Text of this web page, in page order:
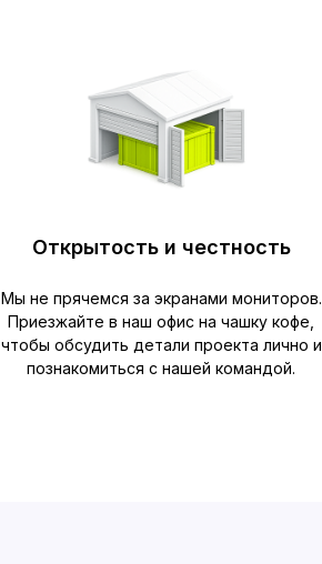
Открытость и честность
Мы не прячемся за экранами мониторов.
Приезжайте в наш офис на чашку кофе,
чтобы обсудить детали проекта лично и
познакомиться с нашей командой.